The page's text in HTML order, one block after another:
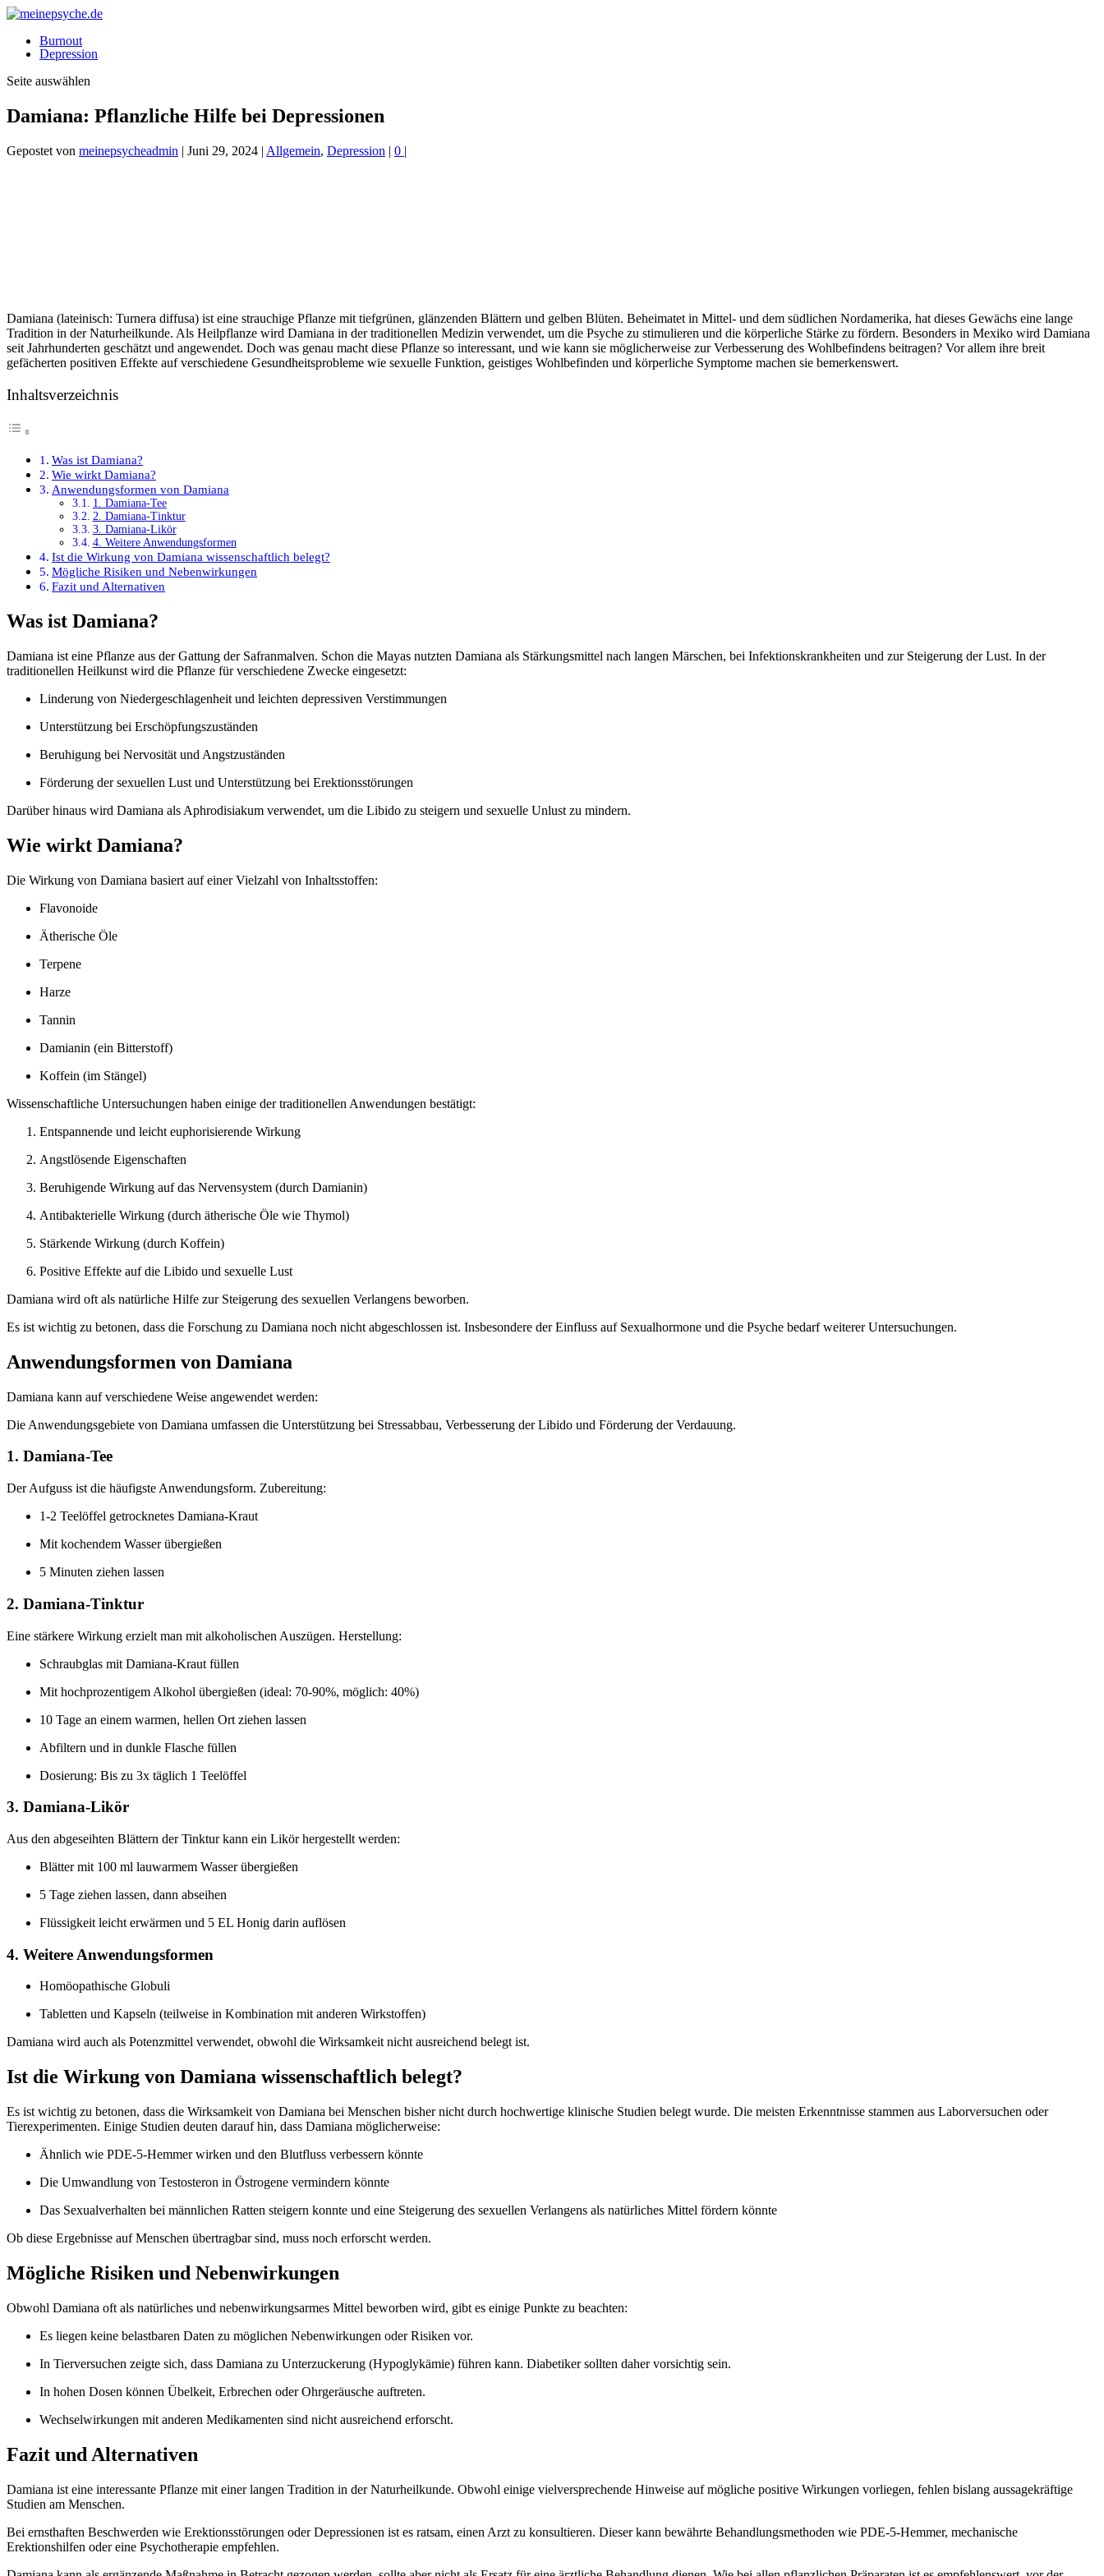
Burnout
Depression
Seite auswählen
Damiana: Pflanzliche Hilfe bei Depressionen
Gepostet von meinepsycheadmin | Juni 29, 2024 | Allgemein, Depression | 0 |
Damiana (lateinisch: Turnera diffusa) ist eine strauchige Pflanze mit tiefgrünen, glänzenden Blättern und gelben Blüten. Beheimatet in Mittel- und dem südlichen Nordamerika, hat dieses Gewächs eine lange
Tradition in der Naturheilkunde. Als Heilpflanze wird Damiana in der traditionellen Medizin verwendet, um die Psyche zu stimulieren und die körperliche Stärke zu fördern. Besonders in Mexiko wird Damiana
seit Jahrhunderten geschätzt und angewendet. Doch was genau macht diese Pflanze so interessant, und wie kann sie möglicherweise zur Verbesserung des Wohlbefindens beitragen? Vor allem ihre breit
gefächerten positiven Effekte auf verschiedene Gesundheitsprobleme wie sexuelle Funktion, geistiges Wohlbefinden und körperliche Symptome machen sie bemerkenswert.
Inhaltsverzeichnis
Was ist Damiana?
Wie wirkt Damiana?
Anwendungsformen von Damiana
1. Damiana-Tee
2. Damiana-Tinktur
3. Damiana-Likör
4. Weitere Anwendungsformen
Ist die Wirkung von Damiana wissenschaftlich belegt?
Mögliche Risiken und Nebenwirkungen
Fazit und Alternativen
Was ist Damiana?
Damiana ist eine Pflanze aus der Gattung der Safranmalven. Schon die Mayas nutzten Damiana als Stärkungsmittel nach langen Märschen, bei Infektionskrankheiten und zur Steigerung der Lust. In der
traditionellen Heilkunst wird die Pflanze für verschiedene Zwecke eingesetzt:
Linderung von Niedergeschlagenheit und leichten depressiven Verstimmungen
Unterstützung bei Erschöpfungszuständen
Beruhigung bei Nervosität und Angstzuständen
Förderung der sexuellen Lust und Unterstützung bei Erektionsstörungen
Darüber hinaus wird Damiana als Aphrodisiakum verwendet, um die Libido zu steigern und sexuelle Unlust zu mindern.
Wie wirkt Damiana?
Die Wirkung von Damiana basiert auf einer Vielzahl von Inhaltsstoffen:
Flavonoide
Ätherische Öle
Terpene
Harze
Tannin
Damianin (ein Bitterstoff)
Koffein (im Stängel)
Wissenschaftliche Untersuchungen haben einige der traditionellen Anwendungen bestätigt:
Entspannende und leicht euphorisierende Wirkung
Angstlösende Eigenschaften
Beruhigende Wirkung auf das Nervensystem (durch Damianin)
Antibakterielle Wirkung (durch ätherische Öle wie Thymol)
Stärkende Wirkung (durch Koffein)
Positive Effekte auf die Libido und sexuelle Lust
Damiana wird oft als natürliche Hilfe zur Steigerung des sexuellen Verlangens beworben.
Es ist wichtig zu betonen, dass die Forschung zu Damiana noch nicht abgeschlossen ist. Insbesondere der Einfluss auf Sexualhormone und die Psyche bedarf weiterer Untersuchungen.
Anwendungsformen von Damiana
Damiana kann auf verschiedene Weise angewendet werden:
Die Anwendungsgebiete von Damiana umfassen die Unterstützung bei Stressabbau, Verbesserung der Libido und Förderung der Verdauung.
1. Damiana-Tee
Der Aufguss ist die häufigste Anwendungsform. Zubereitung:
1-2 Teelöffel getrocknetes Damiana-Kraut
Mit kochendem Wasser übergießen
5 Minuten ziehen lassen
2. Damiana-Tinktur
Eine stärkere Wirkung erzielt man mit alkoholischen Auszügen. Herstellung:
Schraubglas mit Damiana-Kraut füllen
Mit hochprozentigem Alkohol übergießen (ideal: 70-90%, möglich: 40%)
10 Tage an einem warmen, hellen Ort ziehen lassen
Abfiltern und in dunkle Flasche füllen
Dosierung: Bis zu 3x täglich 1 Teelöffel
3. Damiana-Likör
Aus den abgeseihten Blättern der Tinktur kann ein Likör hergestellt werden:
Blätter mit 100 ml lauwarmem Wasser übergießen
5 Tage ziehen lassen, dann abseihen
Flüssigkeit leicht erwärmen und 5 EL Honig darin auflösen
4. Weitere Anwendungsformen
Homöopathische Globuli
Tabletten und Kapseln (teilweise in Kombination mit anderen Wirkstoffen)
Damiana wird auch als Potenzmittel verwendet, obwohl die Wirksamkeit nicht ausreichend belegt ist.
Ist die Wirkung von Damiana wissenschaftlich belegt?
Es ist wichtig zu betonen, dass die Wirksamkeit von Damiana bei Menschen bisher nicht durch hochwertige klinische Studien belegt wurde. Die meisten Erkenntnisse stammen aus Laborversuchen oder
Tierexperimenten. Einige Studien deuten darauf hin, dass Damiana möglicherweise:
Ähnlich wie PDE-5-Hemmer wirken und den Blutfluss verbessern könnte
Die Umwandlung von Testosteron in Östrogene vermindern könnte
Das Sexualverhalten bei männlichen Ratten steigern konnte und eine Steigerung des sexuellen Verlangens als natürliches Mittel fördern könnte
Ob diese Ergebnisse auf Menschen übertragbar sind, muss noch erforscht werden.
Mögliche Risiken und Nebenwirkungen
Obwohl Damiana oft als natürliches und nebenwirkungsarmes Mittel beworben wird, gibt es einige Punkte zu beachten:
Es liegen keine belastbaren Daten zu möglichen Nebenwirkungen oder Risiken vor.
In Tierversuchen zeigte sich, dass Damiana zu Unterzuckerung (Hypoglykämie) führen kann. Diabetiker sollten daher vorsichtig sein.
In hohen Dosen können Übelkeit, Erbrechen oder Ohrgeräusche auftreten.
Wechselwirkungen mit anderen Medikamenten sind nicht ausreichend erforscht.
Fazit und Alternativen
Damiana ist eine interessante Pflanze mit einer langen Tradition in der Naturheilkunde. Obwohl einige vielversprechende Hinweise auf mögliche positive Wirkungen vorliegen, fehlen bislang aussagekräftige
Studien am Menschen.
Bei ernsthaften Beschwerden wie Erektionsstörungen oder Depressionen ist es ratsam, einen Arzt zu konsultieren. Dieser kann bewährte Behandlungsmethoden wie PDE-5-Hemmer, mechanische
Erektionshilfen oder eine Psychotherapie empfehlen.